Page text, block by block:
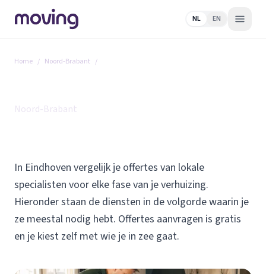
NL EN
Home / Noord-Brabant /
Noord-Brabant
In Eindhoven vergelijk je offertes van lokale
specialisten voor elke fase van je verhuizing.
Hieronder staan de diensten in de volgorde waarin je
ze meestal nodig hebt. Offertes aanvragen is gratis
en je kiest zelf met wie je in zee gaat.